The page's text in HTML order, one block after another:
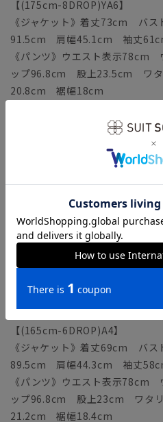
【(175cm-8DROP)YA6】
《ジャケット》着丈73cm バ
91.5cm 肩幅45.1cm 袖丈
《パンツ》ウエスト表示
ップ96.8cm 股上23.5cm ワ
20.8cm 裾幅18cm
《ジャケット》着丈75cm バ
93.5cm 肩幅45.8cm 袖丈
《パンツ》ウエスト表示80cm
【(160cm-6DROP)A3】
《ジャケット》着丈67cm バ
87.5cm 肩幅43.6cm 袖丈
《パンツ》ウエスト表示76cm
ップ94.8cm 股上22.5cm ワ
20.9cm 裾幅18.1cm
【(165cm-6DROP)A4】
《ジャケット》着丈69cm バ
89.5cm 肩幅44.3cm 袖丈
《パンツ》ウエスト表示
ップ96.8cm 股上23cm ワタ
21.2cm 裾幅18.4cm